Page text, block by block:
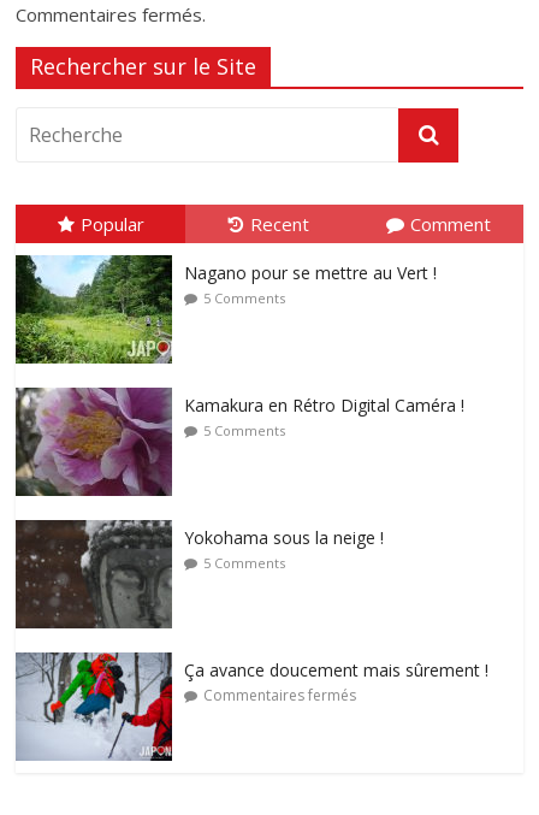
Commentaires fermés.
Rechercher sur le Site
Popular Recent Comment
Nagano pour se mettre au Vert !
5 Comments
Kamakura en Rétro Digital Caméra !
5 Comments
Yokohama sous la neige !
5 Comments
Ça avance doucement mais sûrement !
Commentaires fermés